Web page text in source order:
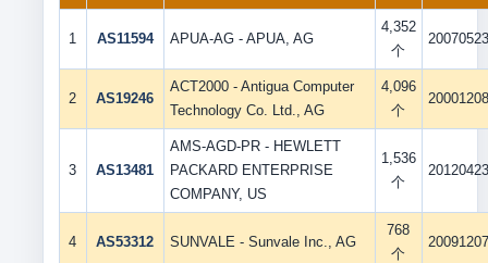
1 AS11594 APUA-AG - APUA, AG
4,352
个
20070523
2 AS19246
ACT2000 - Antigua Computer
Technology Co. Ltd., AG
4,096
个
20001208
3 AS13481
AMS-AGD-PR - HEWLETT
PACKARD ENTERPRISE
COMPANY, US
1,536
个
20120423
4 AS53312 SUNVALE - Sunvale Inc., AG
768
个
20091207